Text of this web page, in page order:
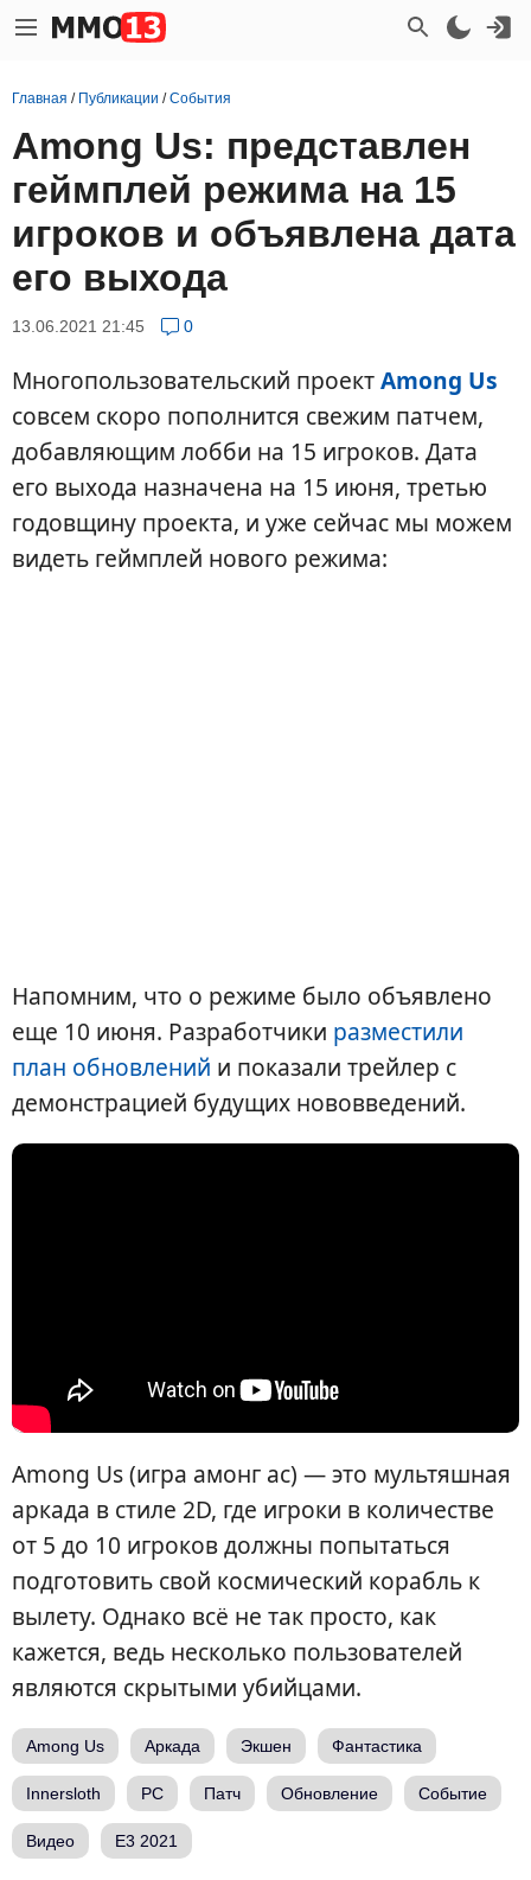
Главная / Публикации /События
Among Us: представлен
геймплей режима на 15
игроков и объявлена дата
его выхода
13.06.2021 21:45 0
Многопользовательский проектAmong Us
совсем скоро пополнится свежим патчем,
добавляющим лобби на 15 игроков. Дата
его выхода назначена на 15 июня, третью
годовщину проекта, и уже сейчас мы можем
видеть геймплей нового режима:
Напомним, что о режиме было объявлено
еще 10 июня. Разработчики разместили
план обновлений и показали трейлер с
демонстрацией будущих нововведений.
Among Us (игра амонг ас) — это мультяшная
аркада в стиле 2D, где игроки в количестве
от 5 до 10 игроков должны попытаться
подготовить свой космический корабль к
вылету. Однако всё не так просто, как
кажется, ведь несколько пользователей
являются скрытыми убийцами.
Among Us Аркада Экшен Фантастика
Innersloth PC Патч Обновление Событие
Видео E3 2021